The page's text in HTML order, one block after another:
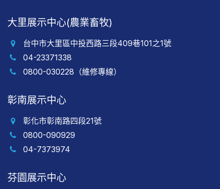
大里展示中心(農業畜牧)
台中市大里區中投西路三段409巷101之1號
04-23371338
0800-030228（維修專線）
彰南展示中心
彰化市彰南路四段21號
0800-090929
04-7373974
芬園展示中心